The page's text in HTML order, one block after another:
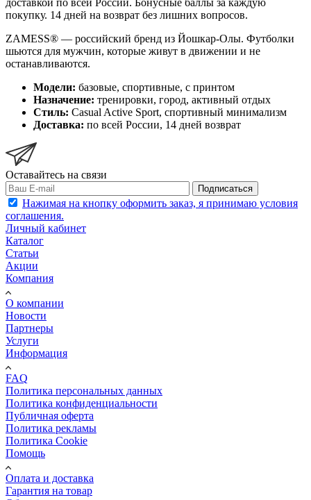
покупку. 14 дней на возврат без лишних вопросов.
ZAMESS® — российский бренд из Йошкар-Олы. Футболки
шьются для мужчин, которые живут в движении и не
останавливаются.
Модели: базовые, спортивные, с принтом
Назначение: тренировки, город, активный отдых
Стиль: Casual Active Sport, спортивный минимализм
Доставка: по всей России, 14 дней возврат
Оставайтесь на связи
Подписаться
Нажимая на кнопку оформить заказ, я принимаю условия
соглашения.
Личный кабинет
Каталог
Статьи
Акции
Компания
О компании
Новости
Партнеры
Услуги
Информация
FAQ
Политика персональных данных
Политика конфиденциальности
Публичная оферта
Политика рекламы
Политика Cookie
Помощь
Оплата и доставка
Гарантия на товар